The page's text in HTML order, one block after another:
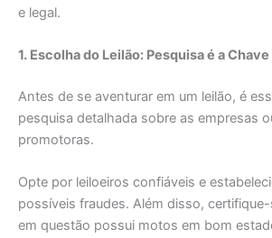
e legal.
1. Escolha do Leilão: Pesquisa é a Chave
Antes de se aventurar em um leilão, é
pesquisa detalhada sobre as empresas
promotoras.
Opte por leiloeiros confiáveis e
possíveis fraudes. Além disso,
em questão possui motos em bom